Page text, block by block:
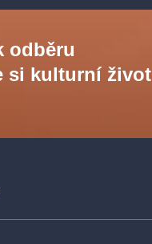
odběru
si kulturní život